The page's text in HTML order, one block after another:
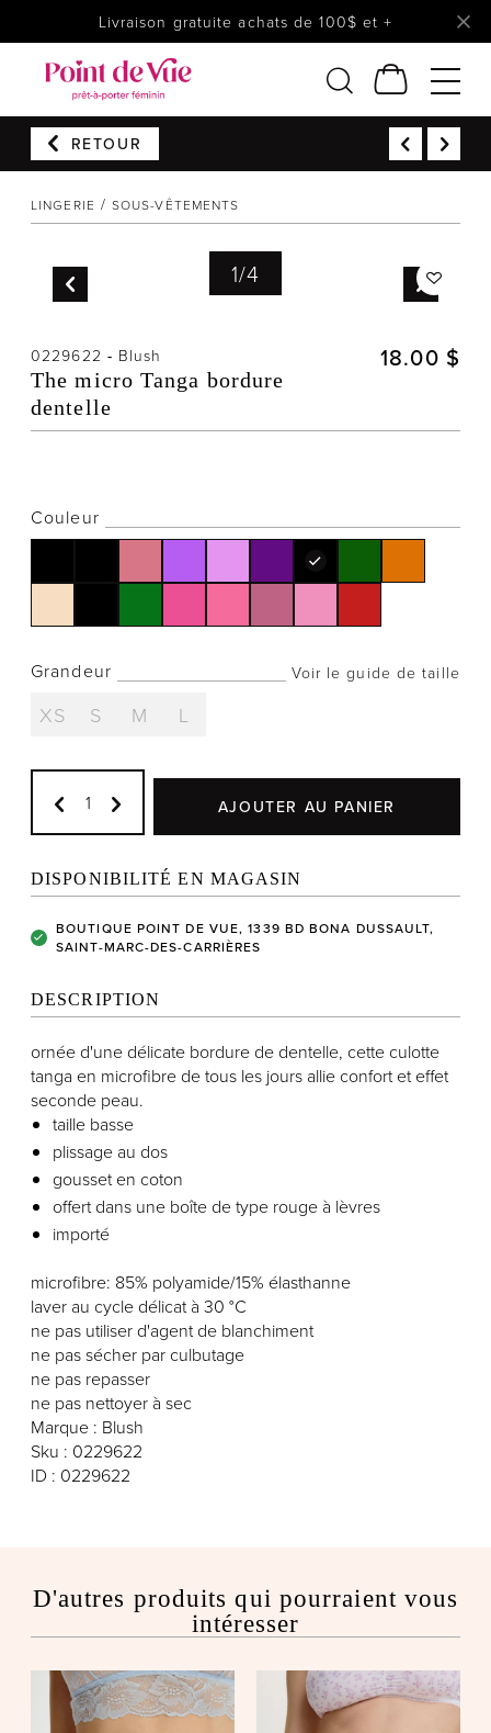
Livraison gratuite achats de 100$ et +
Accessoires
Chaussures
Soldes
Politiques de cookies
Politique de confidentialité
RETOUR
LINGERIE SOUS-VÊTEMENTS
1/4
0229622 - Blush
The micro Tanga bordure
dentelle
18.00 $
Couleur
Grandeur Voir le guide de taille
XS S M L
AJOUTER AU PANIER
DISPONIBILITÉ EN MAGASIN
BOUTIQUE POINT DE VUE, 1339 BD BONA DUSSAULT,
SAINT-MARC-DES-CARRIÈRES
DESCRIPTION
ornée d'une délicate bordure de dentelle, cette culotte
tanga en microfibre de tous les jours allie confort et effet
seconde peau.
taille basse
plissage au dos
gousset en coton
offert dans une boîte de type rouge à lèvres
importé
microfibre: 85% polyamide/15% élasthanne
laver au cycle délicat à 30 °C
ne pas utiliser d'agent de blanchiment
ne pas sécher par culbutage
ne pas repasser
ne pas nettoyer à sec
Marque : Blush
Sku : 0229622
ID : 0229622
D'autres produits qui pourraient vous
intéresser